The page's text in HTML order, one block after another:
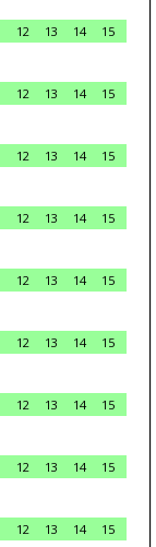
12 13 14
15
12 13 14
15
12 13 14
15
12 13 14
15
12 13 14
15
12 13 14
15
12 13 14
15
12 13 14
15
12 13 14
15